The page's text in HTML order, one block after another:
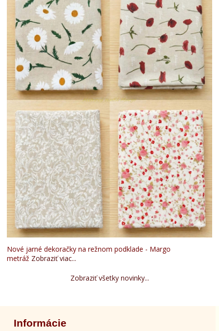
Nové jarné dekoračky na režnom podklade - Margo
metráž Zobraziť viac...
Zobraziť všetky novinky...
Informácie